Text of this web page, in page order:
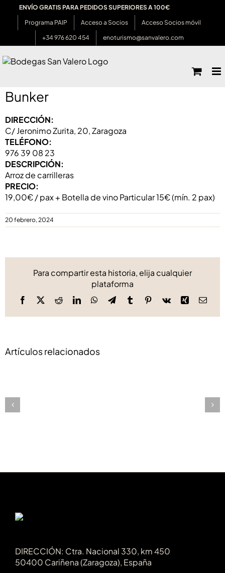
Saltar
contenido
ENVÍO GRATIS PARA PEDIDOS SUPERIORES A 100€
Programa PAIP
Acceso a Socios
Acceso Socios móvil
+34 976 620 454
enoturismo@sanvalero.com
Bunker
DIRECCIÓN:
C/ Jeronimo Zurita, 20, Zaragoza
TELÉFONO:
976 39 08 23
DESCRIPCIÓN:
Arroz de carrilleras
PRECIO:
19,00€ / pax + Botella de vino Particular 15€ (mín. 2 pax)
20 febrero, 2024
Para compartir esta historia, elija cualquier
plataforma
Facebook
X RedditLinkedInWhatsApp
TelegramTumblrPinterest
Vk Xing
Artículos relacionados
DIRECCIÓN: Ctra. Nacional 330, km 450
50400 Cariñena (Zaragoza), España